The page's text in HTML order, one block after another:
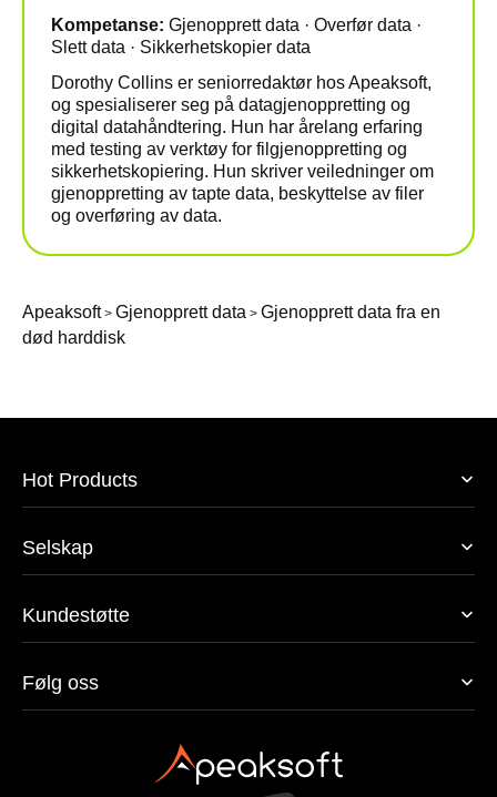
Kompetanse: Gjenopprett data · Overfør data ·
Slett data · Sikkerhetskopier data
Dorothy Collins er seniorredaktør hos Apeaksoft,
og spesialiserer seg på datagjenoppretting og
digital datahåndtering. Hun har årelang erfaring
med testing av verktøy for filgjenoppretting og
sikkerhetskopiering. Hun skriver veiledninger om
gjenoppretting av tapte data, beskyttelse av filer
og overføring av data.
Apeaksoft> Gjenopprett data > Gjenopprett data fra en
død harddisk
Hot Products
Selskap
Kundestøtte
Følg oss